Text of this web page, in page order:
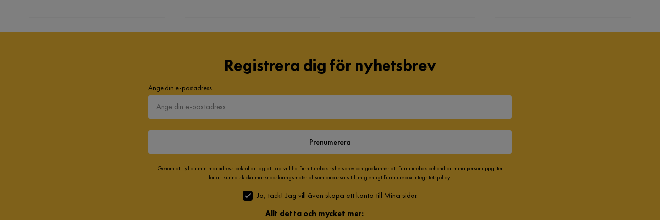
Registrera dig för nyhetsbrev
Ange din e-postadress
Prenumerera
Genom att fylla i min mailadress bekräftar jag att jag vill ha Furniturebox nyhetsbrev och godkänner att Furniturebox behandlar mina personuppgifter
för att kunna skicka marknadsföringsmaterial som anpassats till mig enligt Furniturebox Integritetspolicy.
Ja, tack! Jag vill även skapa ett konto till Mina sidor.
Allt detta och mycket mer: